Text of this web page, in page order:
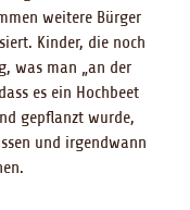
weitere Bürger
Kinder, die noch
was man „an der
es ein Hochbeet
gepflanzt wurde,
und irgendwann